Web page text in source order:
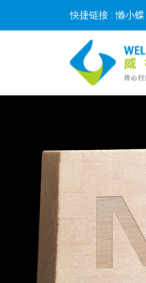
快捷链接 :懒小蝶